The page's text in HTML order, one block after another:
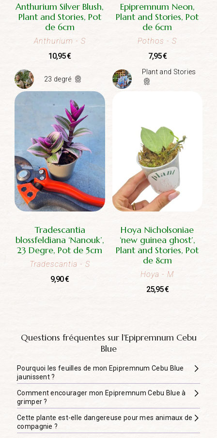
Anthurium Silver Blush,
Plant and Stories, Pot
de 6cm
Anthurium - S
10,95€
Epipremnum Neon,
Plant and Stories, Pot
de 6cm
Pothos - S
7,95€
23 degré
Tradescantia
blossfeldiana ‘Nanouk’,
23 Degre, Pot de 5cm
Tradescantia - S
9,90€
Plant and Stories
Hoya Nicholsoniae
‘new guinea ghost’,
Plant and Stories, Pot
de 8cm
Hoya - M
25,95€
Questions fréquentes sur l'Epipremnum Cebu
Blue
Pourquoi les feuilles de mon Epipremnum Cebu Blue
jaunissent ?
Comment encourager mon Epipremnum Cebu Blue à
grimper ?
Cette plante est-elle dangereuse pour mes animaux de
compagnie ?